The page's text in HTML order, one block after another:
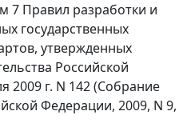
7 Правил разработки и
государственных
утвержденных
Российской
2009 г. N 142 (Собрание
Федерации, 2009, N 9,